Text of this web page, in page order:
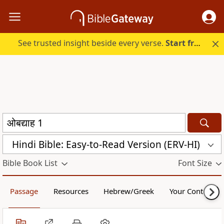
See trusted insight beside every verse.Start free.
Hindi Bible: Easy-to-Read Version (ERV-HI)
Bible Book List Font Size
Passage Resources Hebrew/Greek Your Content